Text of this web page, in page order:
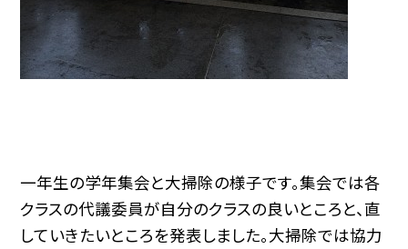
一年生の学年集会と大掃除の様子です。集会では各
クラスの代議委員が自分のクラスの良いところと、直
していきたいところを発表しました。大掃除では協力